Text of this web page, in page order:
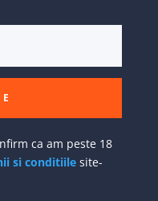
ca am peste 18
si conditiilesite-